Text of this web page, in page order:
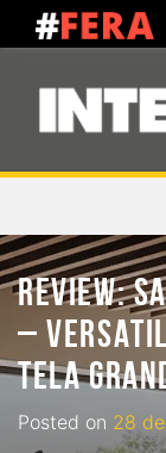
REVIEW:
–
TELA
Posted on 28